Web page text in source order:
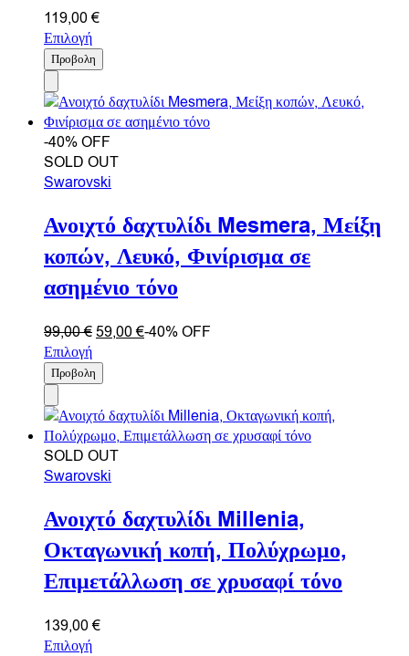
119,00€
Επιλογή
Προβολη
-40% OFF
SOLD OUT
Swarovski
Ανοιχτό δαχτυλίδι Mesmera, Μείξη
κοπών, Λευκό, Φινίρισμα σε
ασημένιο τόνο
99,00€59,00€-40% OFF
Επιλογή
Προβολη
SOLD OUT
Swarovski
Ανοιχτό δαχτυλίδι Millenia,
Οκταγωνική κοπή, Πολύχρωμο,
Επιμετάλλωση σε χρυσαφί τόνο
139,00€
Επιλογή